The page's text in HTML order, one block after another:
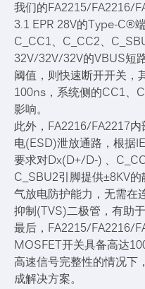
我们的FA2215/FA2216/
3.1 EPR 28V的Type-C®
C_CC1、C_CC2、
32V/32V/32V的VBUS短
阈值，则快速断开开关，
100ns，系统侧的CC1、
影响。
此外，FA2216/FA2217
电(ESD)泄放通路，根据
要求对Dx(D+/D-) 、
C_SBU2引脚提供±8KV
气放电防护能力，无需在
抑制(TVS)二极管，有助于
最后，FA2215/FA2216/
MOSFET开关具备高达
高速信号完整性的情况下
成解决方案。